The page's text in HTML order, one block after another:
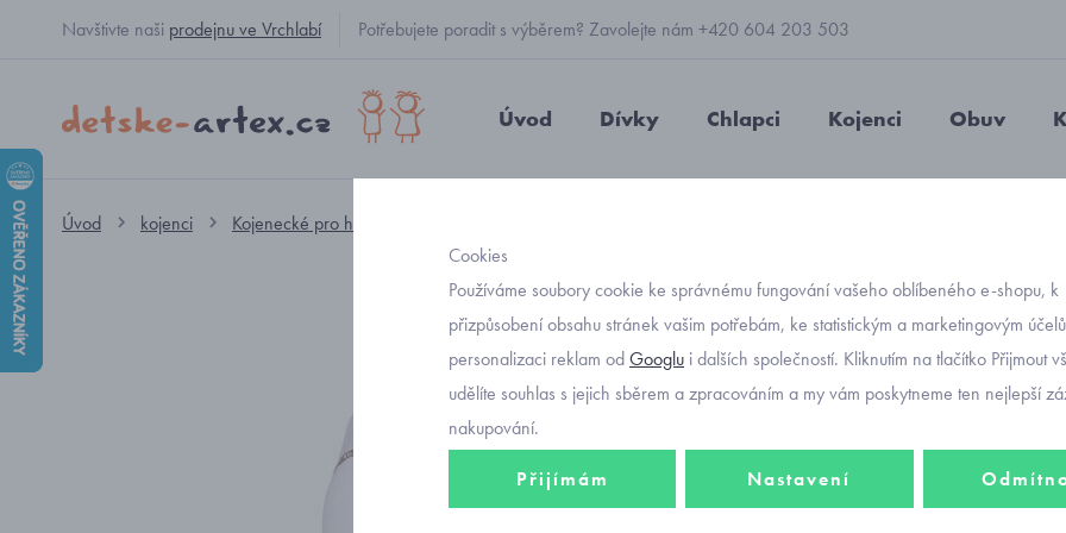
Navštivte naši prodejnu ve Vrchlabí Potřebujete poradit s výběrem? Zavolejte nám +420 604 203 503
Úvod Dívky Chlapci Kojenci Obuv
Úvod kojenci Kojenecké pro holčičky
Objednávací
letní
351
Cookies
Používáme soubory cookie ke správnému fungování vašeho oblíbeného e-shopu, k
přizpůsobení obsahu stránek vašim potřebám, ke statistickým a marketingovým
personalizaci reklam odGooglu i dalších společností. Kliknutím na tlačítko Přijmout
udělíte souhlas s jejich sběrem a zpracováním a my vám poskytneme ten nejlepší
nakupování.
Přijímám Nastavení